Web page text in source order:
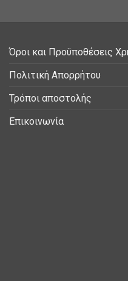
Όροι και Προϋποθέσεις
Πολιτική Απορρήτου
Τρόποι αποστολής
Επικοινωνία